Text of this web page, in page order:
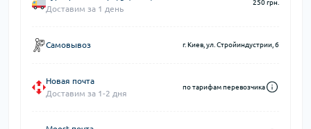
Доставим за 1 день
250 грн.
Самовывоз г. Киев, ул. Стройиндустрии, 6
Новая почта
Доставим за 1-2 дня
по тарифам перевозчика